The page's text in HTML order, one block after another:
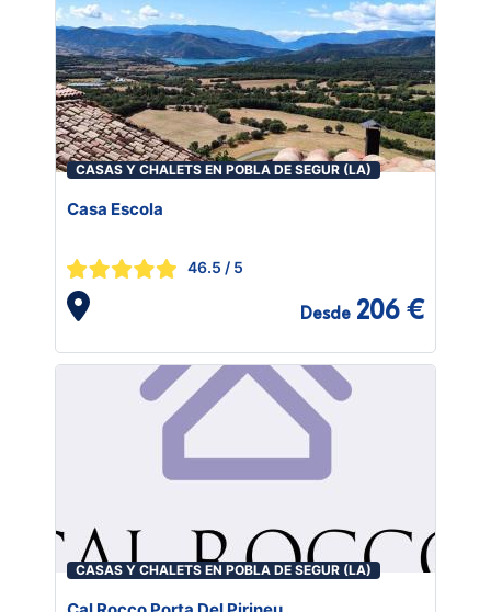
CASAS Y CHALETS EN POBLA DE SEGUR (LA)
Casa Escola
46.5 / 5
Desde 206 €
CASAS Y CHALETS EN POBLA DE SEGUR (LA)